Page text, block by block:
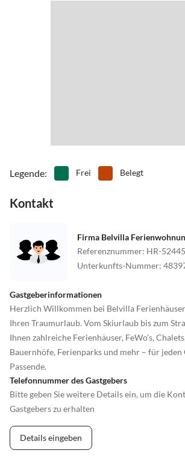
Legende: Frei Belegt
Kontakt
Firma Belvilla
Referenznummer: HR-
Unterkunfts-Nummer:
Gastgeberinformationen
Herzlich Willkommen bei Belvilla
Ihren Traumurlaub. Vom Skiurlaub bis zum
Ihnen zahlreiche Ferienhäuser, FeWo’s,
Bauernhöfe, Ferienparks und mehr – für jeden
Passende.
Telefonnummer des Gastgebers
Bitte geben Sie weitere Details ein, um die
Gastgebers zu erhalten
Details eingeben